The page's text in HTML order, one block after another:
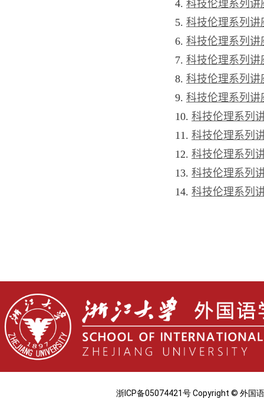
4. 科技伦理系列讲
5. 科技伦理系列讲
6. 科技伦理系列讲
7. 科技伦理系列讲
8. 科技伦理系列讲
9. 科技伦理系列讲
10. 科技伦理系列
11. 科技伦理系列
12. 科技伦理系列
13. 科技伦理系列
14. 科技伦理系列
浙ICP备05074421号 Copyright © 外国